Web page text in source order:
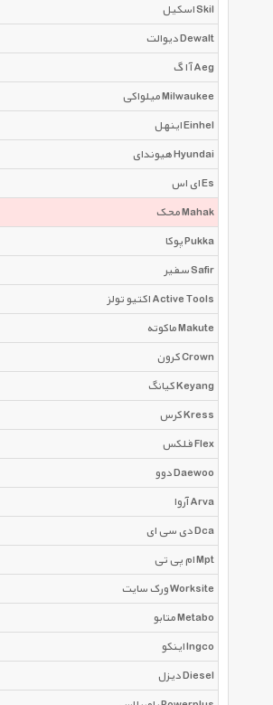
اسکیل Skil
دیوالت Dewalt
آ ا گ Aeg
میلواکی Milwaukee
اینهل Einhel
هیوندای Hyundai
ای اس Es
محک Mahak
پوکا Pukka
سفیر Safir
اکتیو تولز Active Tools
ماکوته Makute
کرون Crown
کیانگ Keyang
کرس Kress
فلکس Flex
دوو Daewoo
آروا Arva
دی سی ای Dca
ام پی تی Mpt
ورک سایت Worksite
متابو Metabo
اینکو Ingco
دیزل Diesel